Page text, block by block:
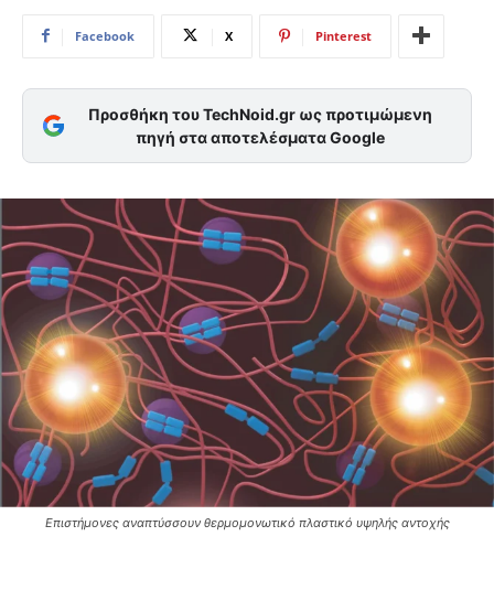
Facebook X Pinterest
Προσθήκη του TechNoid.gr ως προτιμώμενη
πηγή στα αποτελέσματα Google
Επιστήμονες αναπτύσσουν θερμομονωτικό πλαστικό υψηλής αντοχής